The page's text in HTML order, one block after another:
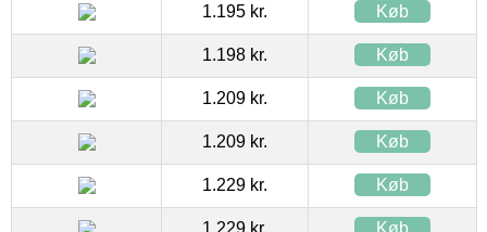
1.195 kr. Køb
1.198 kr. Køb
1.209 kr. Køb
1.209 kr. Køb
1.229 kr. Køb
1.229 kr. Køb